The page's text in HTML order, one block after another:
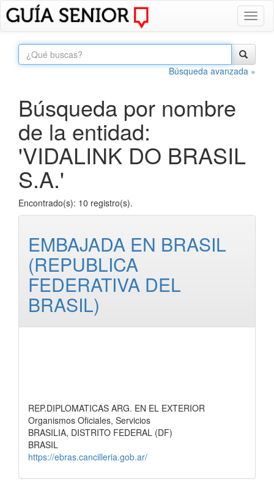
Búsqueda avanzada »
Búsqueda por nombre
de la entidad:
'VIDALINK DO BRASIL
S.A.'
Encontrado(s): 10 registro(s).
EMBAJADA EN BRASIL
(REPUBLICA
FEDERATIVA DEL
BRASIL)
REP.DIPLOMATICAS ARG. EN EL EXTERIOR
Organismos Oficiales, Servicios
BRASILIA, DISTRITO FEDERAL (DF)
BRASIL
https://ebras.cancilleria.gob.ar/